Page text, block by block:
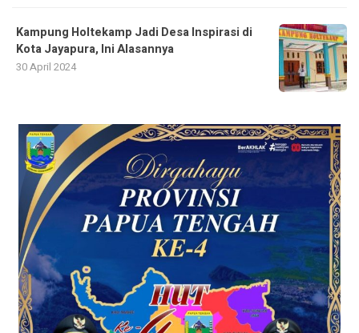
Kampung Holtekamp Jadi Desa Inspirasi di
Kota Jayapura, Ini Alasannya
30 April 2024